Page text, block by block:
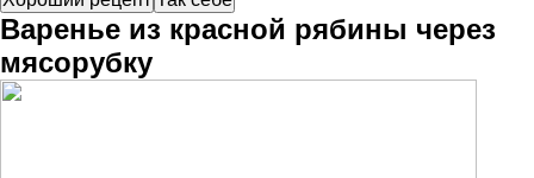
Варенье из красной рябины через
мясорубку